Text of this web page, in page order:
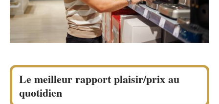
Le meilleur rapport plaisir/prix au
quotidien